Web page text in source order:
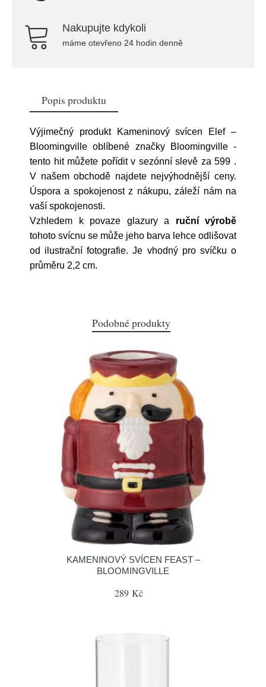
Nakupujte kdykoli
máme otevřeno 24 hodin denně
Popis produktu
Výjimečný produkt Kameninový svícen Elef –
Bloomingville oblíbené značky Bloomingville -
tento hit můžete pořídit v sezónní slevě za 599 .
V našem obchodě najdete nejvýhodnější ceny.
Úspora a spokojenost z nákupu, záleží nám na
vaší spokojenosti.
Vzhledem k povaze glazury a ruční výrobě
tohoto svícnu se může jeho barva lehce odlišovat
od ilustrační fotografie. Je vhodný pro svíčku o
průměru 2,2 cm.
Podobné produkty
KAMENINOVÝ SVÍCEN FEAST –
BLOOMINGVILLE
289 Kč